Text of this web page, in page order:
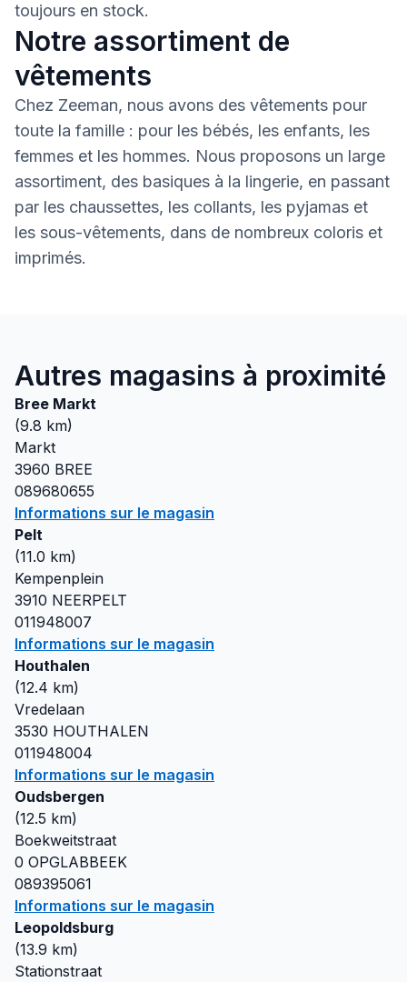
toujours en stock.
Notre assortiment de
vêtements
Chez Zeeman, nous avons des vêtements pour
toute la famille : pour les bébés, les enfants, les
femmes et les hommes. Nous proposons un large
assortiment, des basiques à la lingerie, en passant
par les chaussettes, les collants, les pyjamas et
les sous-vêtements, dans de nombreux coloris et
imprimés.
Autres magasins à proximité
Bree Markt
(9.8 km)
Markt
3960 BREE
089680655
Informations sur le magasin
Pelt
(11.0 km)
Kempenplein
3910 NEERPELT
011948007
Informations sur le magasin
Houthalen
(12.4 km)
Vredelaan
3530 HOUTHALEN
011948004
Informations sur le magasin
Oudsbergen
(12.5 km)
Boekweitstraat
0 OPGLABBEEK
089395061
Informations sur le magasin
Leopoldsburg
(13.9 km)
Stationstraat